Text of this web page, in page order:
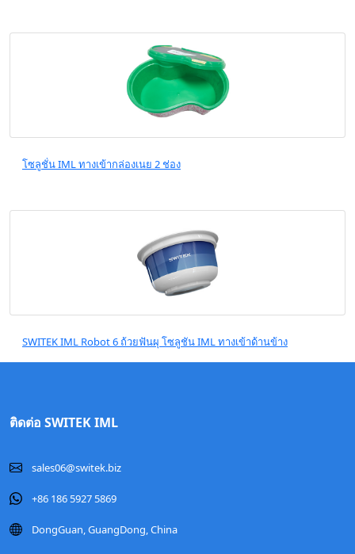
โซลูชั่น IML ทางเข้ากล่องเนย 2 ช่อง
SWITEK IML Robot 6 ถ้วยฟันผุ โซลูชัน IML ทางเข้าด้านข้าง
ติดต่อ SWITEK IML
sales06@switek.biz
+86 186 5927 5869
DongGuan, GuangDong, China